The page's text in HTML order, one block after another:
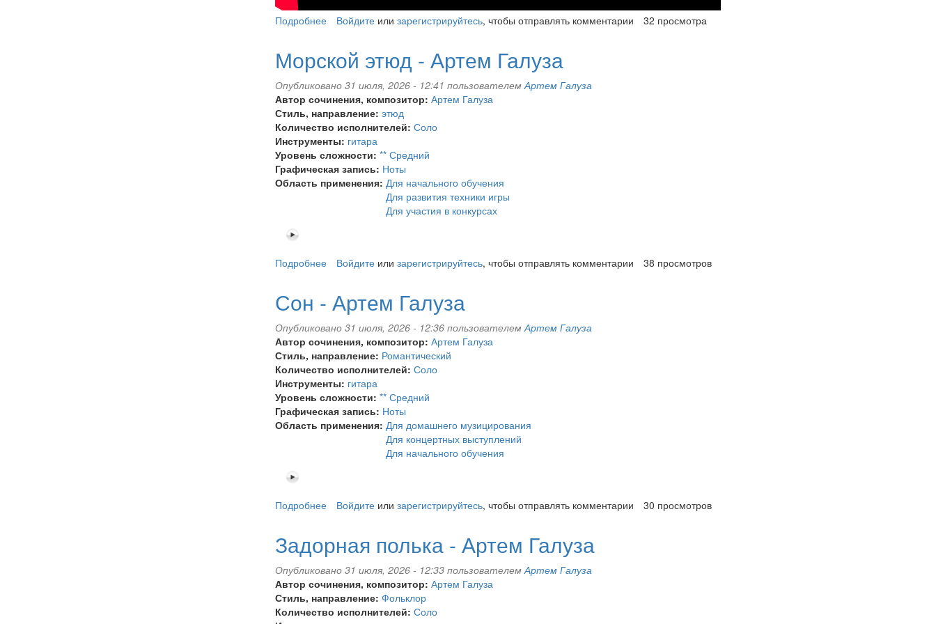
Подробнеео
-
Галуза
Войдитеили зарегистрируйтесь, чтобы отправлять комментарии 32 просмотра
Морской этюд - Артем Галуза
Опубликовано 31 июля, 2026 - 12:41 пользователемАртем Галуза
Автор сочинения, композитор: Артем Галуза
Стиль, направление: этюд
Количество исполнителей: Соло
Инструменты: гитара
Уровень сложности: ** Средний
Графическая запись: Ноты
Область применения: Для начального обучения
Для развития техники игры
Для участия в конкурсах
Подробнеео
Артем
Галуза
Войдитеили зарегистрируйтесь, чтобы отправлять комментарии 38 просмотров
Сон - Артем Галуза
Опубликовано 31 июля, 2026 - 12:36 пользователемАртем Галуза
Автор сочинения, композитор: Артем Галуза
Стиль, направление: Романтический
Количество исполнителей: Соло
Инструменты: гитара
Уровень сложности: ** Средний
Графическая запись: Ноты
Область применения: Для домашнего музицирования
Для концертных выступлений
Для начального обучения
Подробнеео
Артем
Галуза
Войдитеили зарегистрируйтесь, чтобы отправлять комментарии 30 просмотров
Задорная полька - Артем Галуза
Опубликовано 31 июля, 2026 - 12:33 пользователемАртем Галуза
Автор сочинения, композитор: Артем Галуза
Стиль, направление: Фольклор
Количество исполнителей: Соло